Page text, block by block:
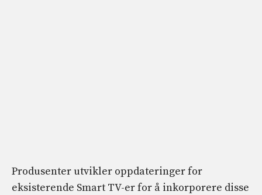
Produsenter utvikler oppdateringer for
eksisterende Smart TV-er for å inkorporere disse